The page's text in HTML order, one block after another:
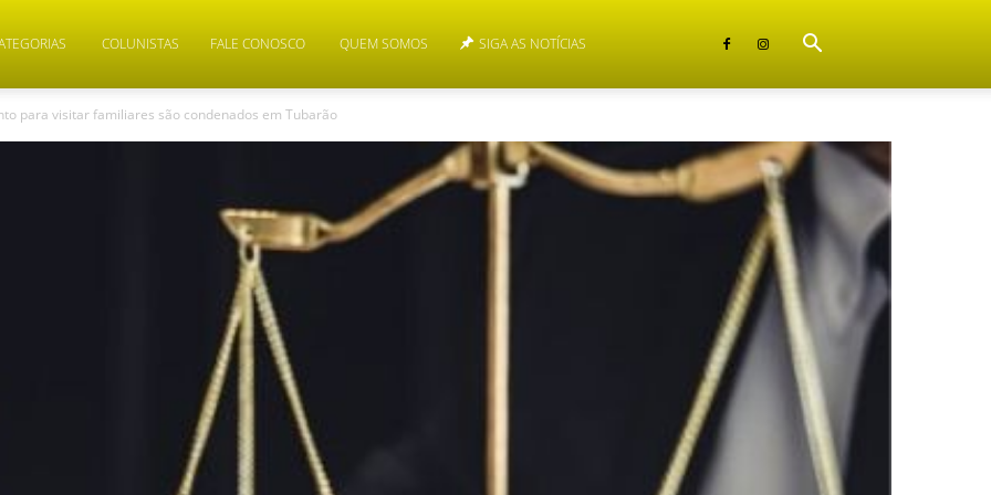
COLUNISTAS FALE CONOSCO QUEM SOMOS SIGA AS NOTÍCIAS
para visitar familiares são condenados em Tubarão